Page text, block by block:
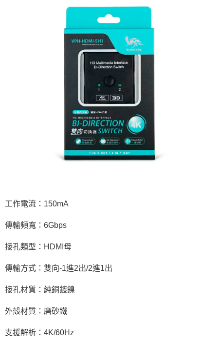
工作電流：150mA
傳輸頻寬：6Gbps
接孔類型：HDMI母
傳輸方式：雙向-1進2出/2進1出
接孔材質：純銅鍍鎳
外殼材質：磨砂鐵
支援解析：4K/60Hz